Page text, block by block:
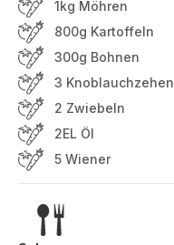
1kg Möhren
800g Kartoffeln
300g Bohnen
3 Knoblauchzehen
2 Zwiebeln
2EL Öl
5 Wiener